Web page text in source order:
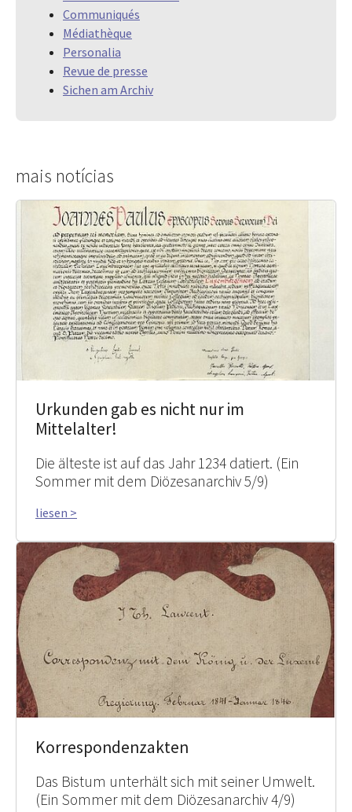
Communiqués
Médiathèque
Personalia
Revue de presse
Sichen am Archiv
mais notícias
Urkunden gab es nicht nur im
Mittelalter!
Die älteste ist auf das Jahr 1234 datiert. (Ein
Sommer mit dem Diözesanarchiv 5/9)
liesen >
Korrespondenzakten
Das Bistum unterhält sich mit seiner Umwelt.
(Ein Sommer mit dem Diözesanarchiv 4/9)